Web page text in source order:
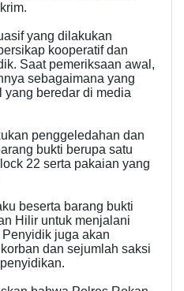
yang dilakukan
kooperatif dan
Saat pemeriksaan awal,
sebagaimana yang
yang beredar di media
penggeledahan dan
bukti berupa satu
22 serta pakaian yang
beserta barang bukti
Hilir untuk menjalani
juga akan
dan sejumlah saksi